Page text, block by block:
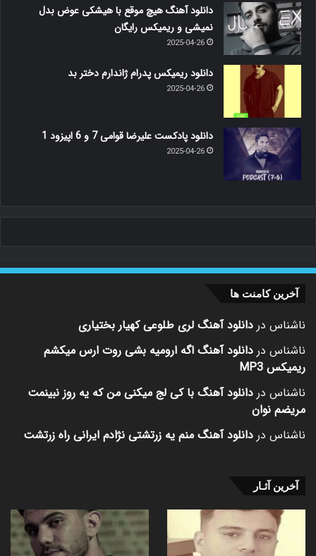
دانلود آهنگ هیچ موقع با هیشکی عوض بدل
نمیشی و ریمیکس رایگان
2025-04-26
دانلود ریمیکس پدرام ژاندارم دختر بد
2025-04-26
دانلود پادکست علیرضا قوامی 7 و 6 اپیزود 1
2025-04-26
آخرین کامنت ها
ناشناس در دانلود آهنگ لری طلوعی کهیار بختیاری
ناشناس در دانلود آهنگ اگه ارومیه بشی روت ارس میکشم
ریمیکس MP3
ناشناس در دانلود آهنگ با کی لج میکنی من که یه روز نبینمت
مریضم نوان
ناشناس در دانلود آهنگ منم یه زرتشتی نژادم ایرانی راه زرتشت
آخرین آثـار